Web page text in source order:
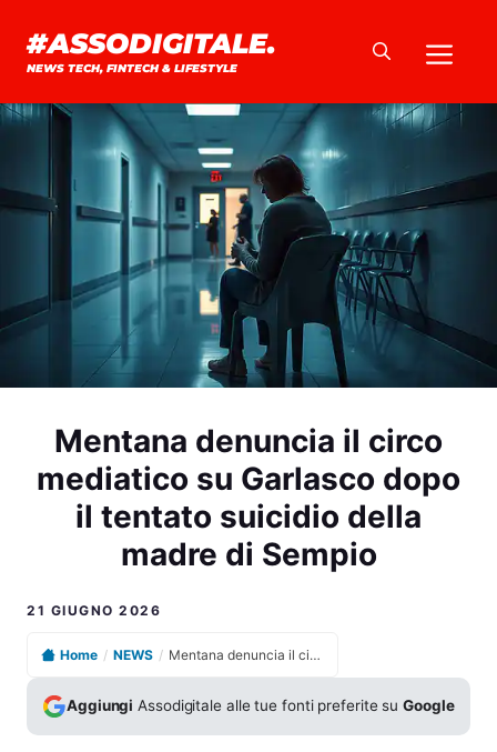
contenuto
#ASSODIGITALE.
NEWS TECH, FINTECH & LIFESTYLE
Mentana denuncia il circo
mediatico su Garlasco dopo
il tentato suicidio della
madre di Sempio
21 GIUGNO 2026
Home / NEWS / Mentana denuncia il circo mediatico su Garlasco dopo il tentato suicidio della madre di Sempio
Aggiungi Assodigitale alle tue fonti preferite suGoogle